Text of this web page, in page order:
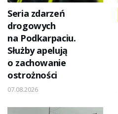
Seria zdarzeń
drogowych
na Podkarpaciu.
Służby apelują
o zachowanie
ostrożności
07.08.2026